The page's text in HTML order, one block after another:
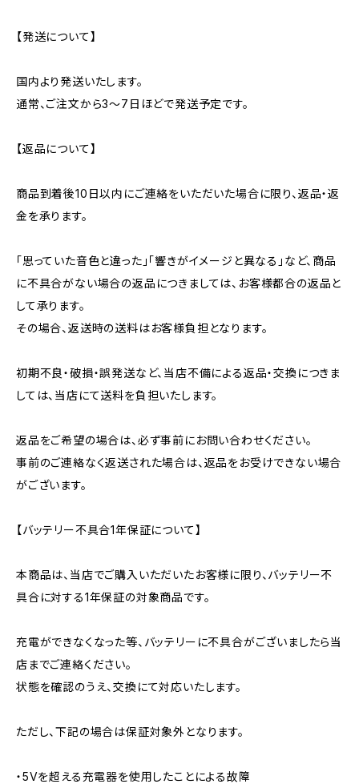
【発送について】
国内より発送いたします。
通常、ご注文から3〜7日ほどで発送予定です。
【返品について】
商品到着後10日以内にご連絡をいただいた場合に限り、返品・返
金を承ります。
「思っていた音色と違った」「響きがイメージと異なる」など、商品
に不具合がない場合の返品につきましては、お客様都合の返品と
して承ります。
その場合、返送時の送料はお客様負担となります。
初期不良・破損・誤発送など、当店不備による返品・交換につきま
しては、当店にて送料を負担いたします。
返品をご希望の場合は、必ず事前にお問い合わせください。
事前のご連絡なく返送された場合は、返品をお受けできない場合
がございます。
【バッテリー不具合1年保証について】
本商品は、当店でご購入いただいたお客様に限り、バッテリー不
具合に対する1年保証の対象商品です。
充電ができなくなった等、バッテリーに不具合がございましたら当
店までご連絡ください。
状態を確認のうえ、交換にて対応いたします。
ただし、下記の場合は保証対象外となります。
・5Vを超える充電器を使用したことによる故障